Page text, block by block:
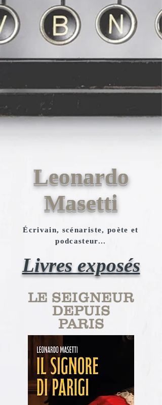
Leonardo
Masetti
Écrivain, scénariste, poète et
podcasteur...
Livres exposés
LE SEIGNEUR
DEPUIS
PARIS